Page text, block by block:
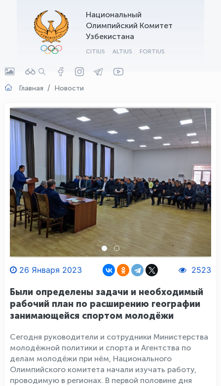
Национальный
Олимпийский Комитет
Узбекистана
CITIUS ALTIUS FORTIUS
Главная Новости
26 Января 2023 2523
Были определены задачи и необходимый
рабочий план по расширению географии
занимающейся спортом молодёжи
Сегодня руководители и сотрудники Министерства
молодёжной политики и спорта и Агентства по
делам молодёжи при нём, Национального
Олимпийского комитета начали изучать работу,
проводимую в регионах. В первой половине дня
OLYMPCHIK AI - yordamchi
Онлайн · olympic.uz